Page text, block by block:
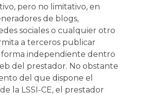
pero no limitativo, en
de blogs,
sociales o cualquier otro
a terceros publicar
independiente dentro
del prestador. No obstante
del que dispone el
la LSSI-CE, el prestador